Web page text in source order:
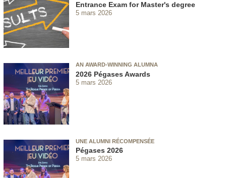
Entrance Exam for Master's degree
5 mars 2026
AN AWARD-WINNING ALUMNA
2026 Pégases Awards
5 mars 2026
UNE ALUMNI RÉCOMPENSÉE
Pégases 2026
5 mars 2026